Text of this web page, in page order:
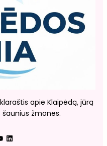
apie Klaipėdą, jūrą
žmones.
LinkedIn